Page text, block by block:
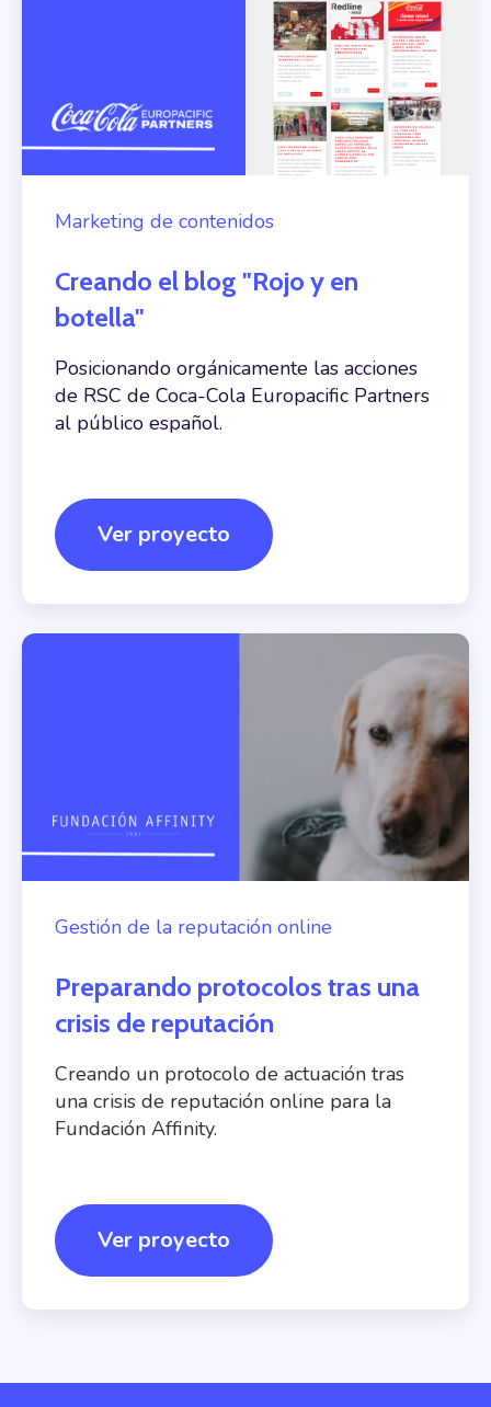
Marketing de contenidos
Creando el blog "Rojo y en
botella"
Posicionando orgánicamente las acciones
de RSC de Coca-Cola Europacific Partners
al público español.
Ver proyecto
Gestión de la reputación online
Preparando protocolos tras una
crisis de reputación
Creando un protocolo de actuación tras
una crisis de reputación online para la
Fundación Affinity.
Ver proyecto